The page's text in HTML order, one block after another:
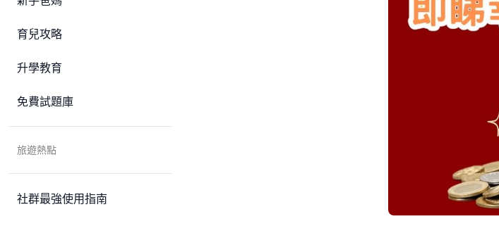
育兒攻略
升學教育
免費試題庫
旅遊熱點
社群最強使用指南